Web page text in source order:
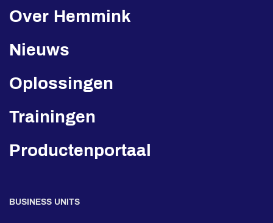
Over Hemmink
Nieuws
Oplossingen
Trainingen
Productenportaal
BUSINESS UNITS